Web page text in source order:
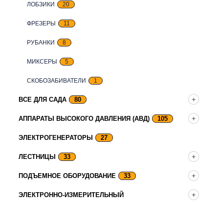
ЛОБЗИКИ 20
ФРЕЗЕРЫ 11
РУБАНКИ 8
МИКСЕРЫ 5
СКОБОЗАБИВАТЕЛИ 1
ВСЕ ДЛЯ САДА 80
АППАРАТЫ ВЫСОКОГО ДАВЛЕНИЯ (АВД) 105
ЭЛЕКТРОГЕНЕРАТОРЫ 27
ЛЕСТНИЦЫ 33
ПОДЪЕМНОЕ ОБОРУДОВАНИЕ 33
ЭЛЕКТРОННО-ИЗМЕРИТЕЛЬНЫЙ